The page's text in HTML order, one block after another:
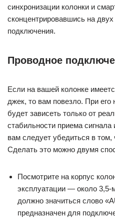
синхронизации колонки и
сконцентрировавшись на
подключения.
Проводное
Если на вашей колонке
джек, то вам повезло. При его
будет зависеть только от
стабильности приема
вам следует убедиться в
Сделать это можно двумя
Посмотрите на корпус
эксплуатации — около 3,5-
должно значиться слово
предназначен для